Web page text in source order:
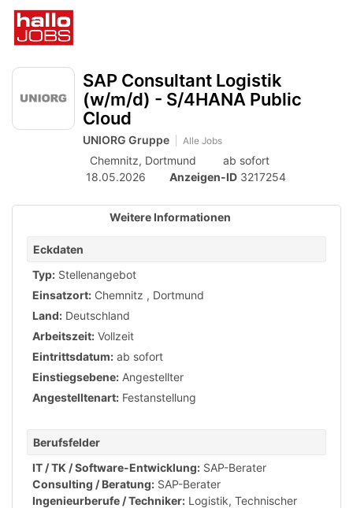
Accessibility
Modus
aktivieren
zum
von
mobilem
aus
SAP Consultant Logistik
(w/m/d) - S/4HANA Public
Cloud
UNIORG Gruppe Alle Jobs
Chemnitz, Dortmund
ab sofort
18.05.2026
Anzeigen-ID 3217254
Weitere Informationen
Eckdaten
Typ: Stellenangebot
Einsatzort: Chemnitz , Dortmund
Land: Deutschland
Arbeitszeit: Vollzeit
Eintrittsdatum: ab sofort
Einstiegsebene: Angestellter
Angestelltenart: Festanstellung
Berufsfelder
IT / TK / Software-Entwicklung: SAP-Berater
Consulting / Beratung: SAP-Berater
Ingenieurberufe / Techniker: Logistik, Technischer